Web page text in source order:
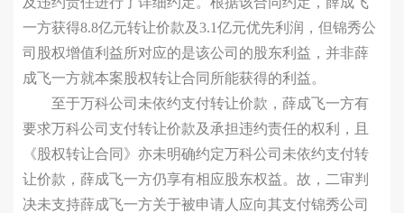
一方获得8.8亿元转让价款及3.1亿元优先利润，但锦秀公
司股权增值利益所对应的是该公司的股东利益，并非薛
成飞一方就本案股权转让合同所能获得的利益。
至于万科公司未依约支付转让价款，薛成飞一方有
要求万科公司支付转让价款及承担违约责任的权利，且
《股权转让合同》亦未明确约定万科公司未依约支付转
让价款，薛成飞一方仍享有相应股东权益。故，二审判
决未支持薛成飞一方关于被申请人应向其支付锦秀公司